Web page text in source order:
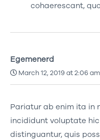
cohaerescant,
Egemenerd
March 12, 2019 at 2:06 am
Pariatur ab enim ita in
incididunt voluptate
distinguantur, quis